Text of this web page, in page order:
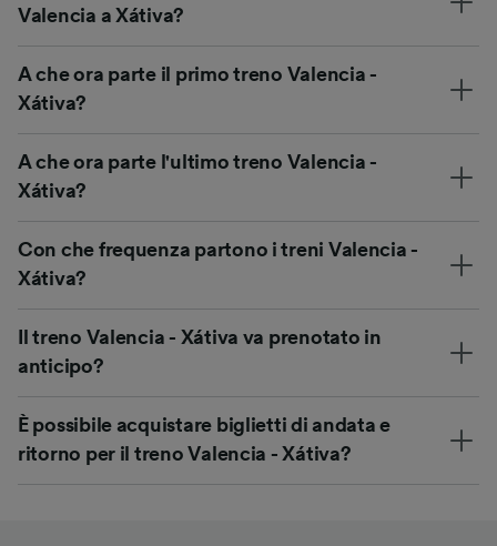
Valencia a Xátiva?
A che ora parte il primo treno Valencia -
Xátiva?
A che ora parte l'ultimo treno Valencia -
Xátiva?
Con che frequenza partono i treni Valencia -
Xátiva?
Il treno Valencia - Xátiva va prenotato in
anticipo?
È possibile acquistare biglietti di andata e
ritorno per il treno Valencia - Xátiva?